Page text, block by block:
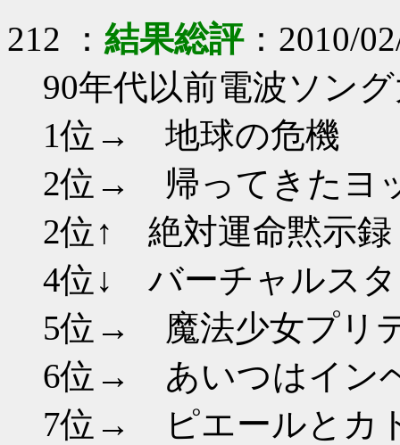
212 ： 結果総評：2010/
90年代以前電波ソン
1位→ 地球
2位→ 帰ってき
2位↑ 絶対運
4位↓ バーチャル
5位→ 魔法少女プ
6位→ あいつは
7位→ ピエール